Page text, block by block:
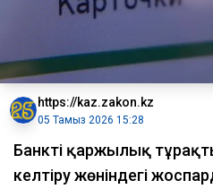
https://kaz.zakon.kz
05 Тамыз 2026 15:28
Банктің қаржылық
келтіру жөніндегі